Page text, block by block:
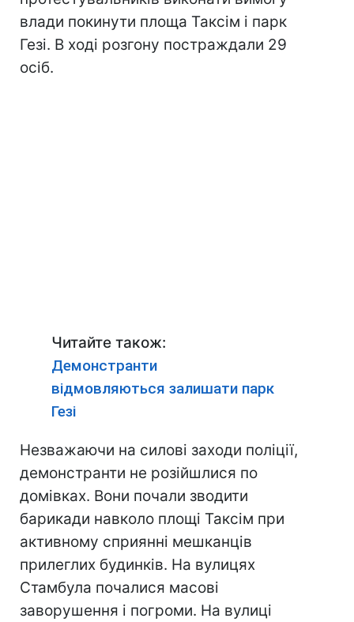
влади покинути площа Таксім і парк
Гезі. В ході розгону постраждали 29
осіб.
Читайте також:
Демонстранти
відмовляються залишати парк
Гезі
Незважаючи на силові заходи поліції,
демонстранти не розійшлися по
домівках. Вони почали зводити
барикади навколо площі Таксім при
активному сприянні мешканців
прилеглих будинків. На вулицях
Стамбула почалися масові
заворушення і погроми. На вулиці